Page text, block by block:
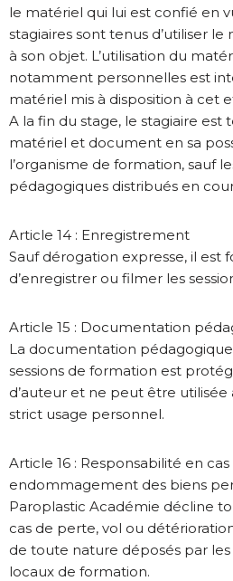
le matériel qui lui est confié en
stagiaires sont tenus d’utiliser
à son objet. L’utilisation du
notamment personnelles est
matériel mis à disposition à cet
A la fin du stage, le stagiaire
matériel et document en sa
l’organisme de formation, sauf
pédagogiques distribués en
Article 14 : Enregistrement
Sauf dérogation expresse, il
d’enregistrer ou filmer les
Article 15 : Documentation
La documentation
sessions de formation est
d’auteur et ne peut être
strict usage personnel.
Article 16 : Responsabilité en
endommagement des biens
Paroplastic Académie décline
cas de perte, vol ou
de toute nature déposés par les
locaux de formation.